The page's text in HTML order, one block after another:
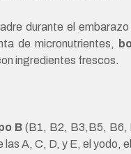
durante el
de micronutrientes,
ingredientes frescos.
B(B1, B2, B3,B5, B6,
las A, C, D, y E, el yodo,